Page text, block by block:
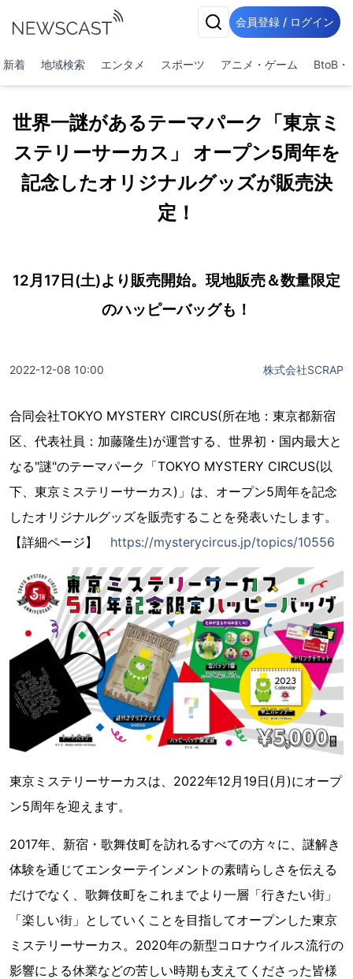
会員登録 / ログイン
新着 地域検索 エンタメ スポーツ アニメ・ゲーム BtoB・
世界一謎があるテーマパーク「東京ミ
ステリーサーカス」 オープン5周年を
記念したオリジナルグッズが販売決
定！
12月17日(土)より販売開始。現地販売＆数量限定
のハッピーバッグも！
2022-12-08 10:00 株式会社SCRAP
合同会社TOKYO MYSTERY CIRCUS(所在地：東京都新宿
区、代表社員：加藤隆生)が運営する、世界初・国内最大と
なる"謎"のテーマパーク「TOKYO MYSTERY CIRCUS(以
下、東京ミステリーサーカス)」は、オープン5周年を記念
したオリジナルグッズを販売することを発表いたします。
【詳細ページ】 https://mysterycircus.jp/topics/10556
東京ミステリーサーカスは、2022年12月19日(月)にオープ
ン5周年を迎えます。
2017年、新宿・歌舞伎町を訪れるすべての方々に、謎解き
体験を通じてエンターテインメントの素晴らしさを伝える
だけでなく、歌舞伎町をこれまでより一層「行きたい街」
「楽しい街」としていくことを目指してオープンした東京
ミステリーサーカス。2020年の新型コロナウイルス流行の
影響による休業などの苦しい時期も支えてくださった皆様